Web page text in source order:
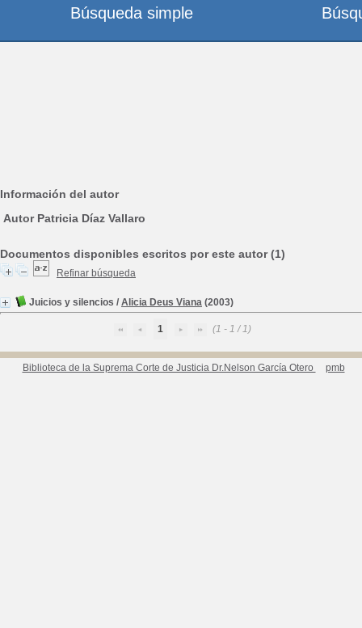
Información del autor
Autor Patricia Díaz Vallaro
Documentos disponibles escritos por este autor (1)
Refinar búsqueda
Juicios y silencios / Alicia Deus Viana (2003)
1 (1 - 1 / 1)
Biblioteca de la Suprema Corte de Justicia Dr.Nelson García Otero pmb
Búsqueda simple